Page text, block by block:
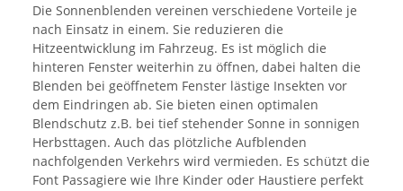
Die Sonnenblenden vereinen verschiedene Vorteile je
nach Einsatz in einem. Sie reduzieren die
Hitzeentwicklung im Fahrzeug. Es ist möglich die
hinteren Fenster weiterhin zu öffnen, dabei halten die
Blenden bei geöffnetem Fenster lästige Insekten vor
dem Eindringen ab. Sie bieten einen optimalen
Blendschutz z.B. bei tief stehender Sonne in sonnigen
Herbsttagen. Auch das plötzliche Aufblenden
nachfolgenden Verkehrs wird vermieden. Es schützt die
Font Passagiere wie Ihre Kinder oder Haustiere perfekt